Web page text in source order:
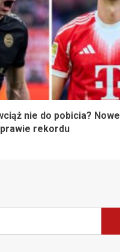
nie do pobicia? Nowe
rekordu